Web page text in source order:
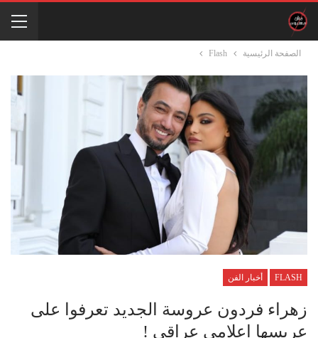
الصفحة الرئيسية Flash
FLASH أخبار الفن
زهراء فردون عروسة الجديد تعرفوا على
عريسها اعلامي عراقي !